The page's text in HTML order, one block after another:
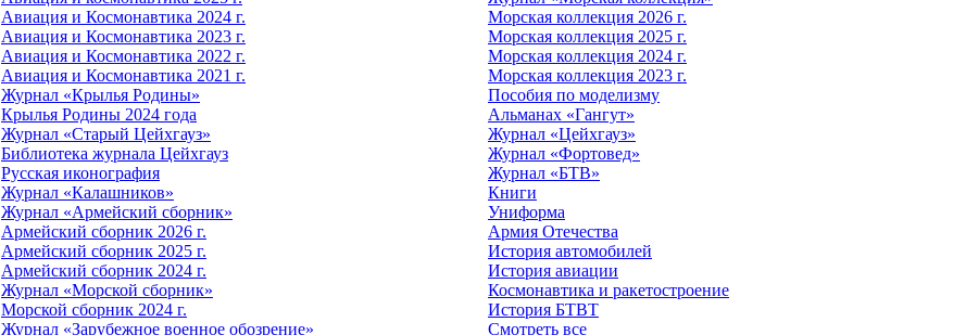
Авиация и Космонавтика 2024 г.
Авиация и Космонавтика 2023 г.
Авиация и Космонавтика 2022 г.
Авиация и Космонавтика 2021 г.
Журнал «Крылья Родины»
Крылья Родины 2024 года
Журнал «Старый Цейхгауз»
Библиотека журнала Цейхгауз
Русская иконография
Журнал «Калашников»
Журнал «Армейский сборник»
Армейский сборник 2026 г.
Армейский сборник 2025 г.
Армейский сборник 2024 г.
Журнал «Морской сборник»
Морской сборник 2024 г.
Журнал «Зарубежное военное обозрение»
Морская коллекция 2026 г.
Морская коллекция 2025 г.
Морская коллекция 2024 г.
Морская коллекция 2023 г.
Пособия по моделизму
Альманах «Гангут»
Журнал «Цейхгауз»
Журнал «Фортовед»
Журнал «БТВ»
Книги
Униформа
Армия Отечества
История автомобилей
История авиации
Космонавтика и ракетостроение
История БТВТ
Смотреть все